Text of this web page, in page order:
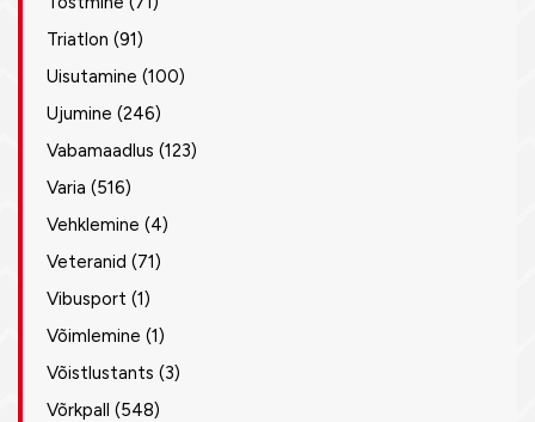
Triatlon (91)
Uisutamine (100)
Ujumine (246)
Vabamaadlus (123)
Varia (516)
Vehklemine (4)
Veteranid (71)
Vibusport (1)
Võimlemine (1)
Võistlustants (3)
Võrkpall (548)